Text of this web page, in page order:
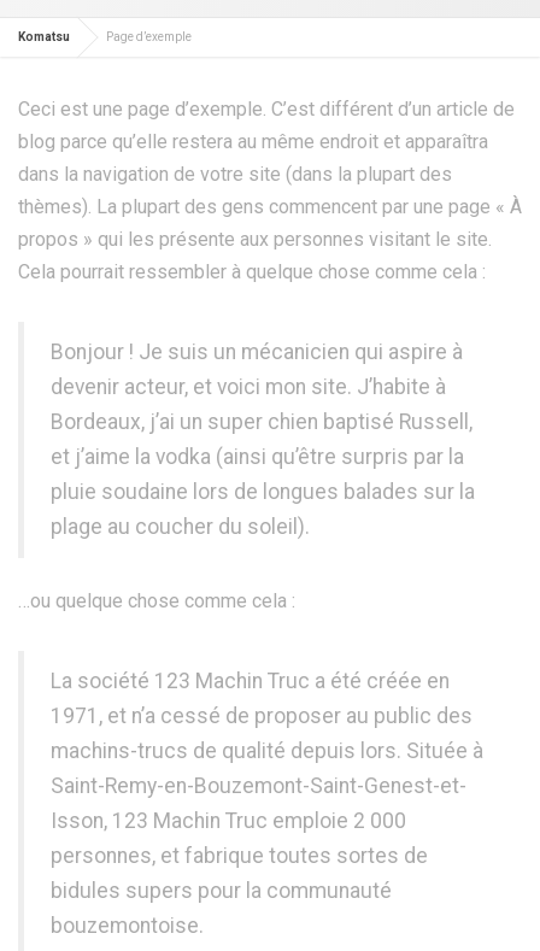
Komatsu Page d’exemple
Ceci est une page d’exemple. C’est différent d’un article de
blog parce qu’elle restera au même endroit et apparaîtra
dans la navigation de votre site (dans la plupart des
thèmes). La plupart des gens commencent par une page « À
propos » qui les présente aux personnes visitant le site.
Cela pourrait ressembler à quelque chose comme cela :
Bonjour ! Je suis un mécanicien qui aspire à
devenir acteur, et voici mon site. J’habite à
Bordeaux, j’ai un super chien baptisé Russell,
et j’aime la vodka (ainsi qu’être surpris par la
pluie soudaine lors de longues balades sur la
plage au coucher du soleil).
…ou quelque chose comme cela :
La société 123 Machin Truc a été créée en
1971, et n’a cessé de proposer au public des
machins-trucs de qualité depuis lors. Située à
Saint-Remy-en-Bouzemont-Saint-Genest-et-
Isson, 123 Machin Truc emploie 2 000
personnes, et fabrique toutes sortes de
bidules supers pour la communauté
bouzemontoise.